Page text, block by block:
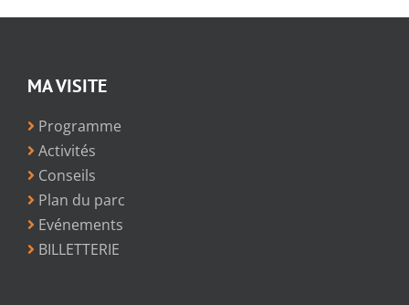
MA VISITE
Programme
Activités
Conseils
Plan du parc
Evénements
BILLETTERIE